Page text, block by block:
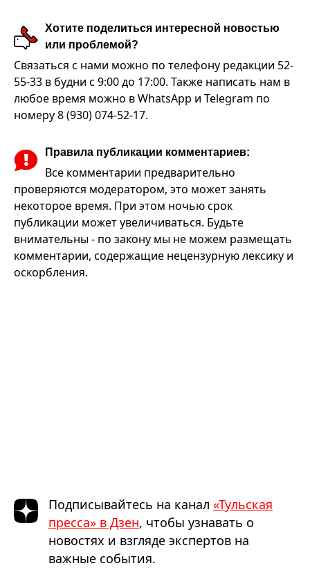
Хотите поделиться интересной новостью
или проблемой?
Связаться с нами можно по телефону редакции 52-
55-33 в будни с 9:00 до 17:00. Также написать нам в
любое время можно в WhatsApp и Telegram по
номеру 8 (930) 074-52-17.
Правила публикации комментариев:
Все комментарии предварительно
проверяются модератором, это может занять
некоторое время. При этом ночью срок
публикации может увеличиваться. Будьте
внимательны - по закону мы не можем размещать
комментарии, содержащие нецензурную лексику и
оскорбления.
Подписывайтесь на канал «Тульская
пресса» в Дзен, чтобы узнавать о
новостях и взгляде экспертов на
важные события.